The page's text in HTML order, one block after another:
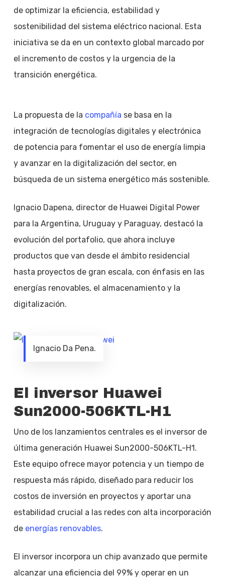
de optimizar la eficiencia, estabilidad y
sostenibilidad del sistema eléctrico nacional. Esta
iniciativa se da en un contexto global marcado por
el incremento de costos y la urgencia de la
transición energética.
La propuesta de la compañía se basa en la
integración de tecnologías digitales y electrónica
de potencia para fomentar el uso de energía limpia
y avanzar en la digitalización del sector, en
búsqueda de un sistema energético más sostenible.
Ignacio Dapena, director de Huawei Digital Power
para la Argentina, Uruguay y Paraguay, destacó la
evolución del portafolio, que ahora incluye
productos que van desde el ámbito residencial
hasta proyectos de gran escala, con énfasis en las
energías renovables, el almacenamiento y la
digitalización.
Ignacio Da Pena.
El inversor Huawei
Sun2000-506KTL-H1
Uno de los lanzamientos centrales es el inversor de
última generación Huawei Sun2000-506KTL-H1.
Este equipo ofrece mayor potencia y un tiempo de
respuesta más rápido, diseñado para reducir los
costos de inversión en proyectos y aportar una
estabilidad crucial a las redes con alta incorporación
de energías renovables.
El inversor incorpora un chip avanzado que permite
alcanzar una eficiencia del 99% y operar en un